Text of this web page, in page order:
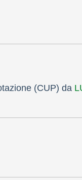
(CUP) da